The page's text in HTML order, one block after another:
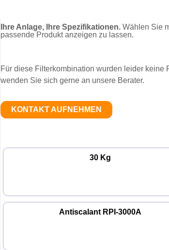
Ihre Anlage, Ihre Spezifikationen.Wählen Sie
passende Produkt anzeigen zu lassen.
Für diese Filterkombination wurden leider keine
wenden Sie sich gerne an unsere Berater.
KONTAKT AUFNEHMEN
30 Kg
Antiscalant RPI-3000A